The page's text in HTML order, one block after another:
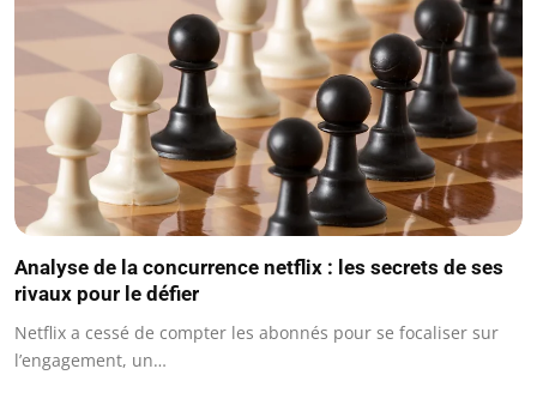
Analyse de la concurrence netflix : les secrets de ses
rivaux pour le défier
Netflix a cessé de compter les abonnés pour se focaliser sur
l’engagement, un…